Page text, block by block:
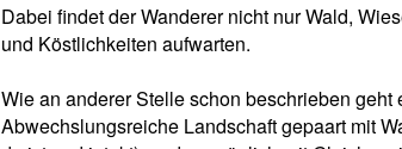
Dabei findet der Wanderer nicht nur Wald,
und Köstlichkeiten aufwarten.
Wie an anderer Stelle schon beschrieben
Abwechslungsreiche Landschaft gepaart mit